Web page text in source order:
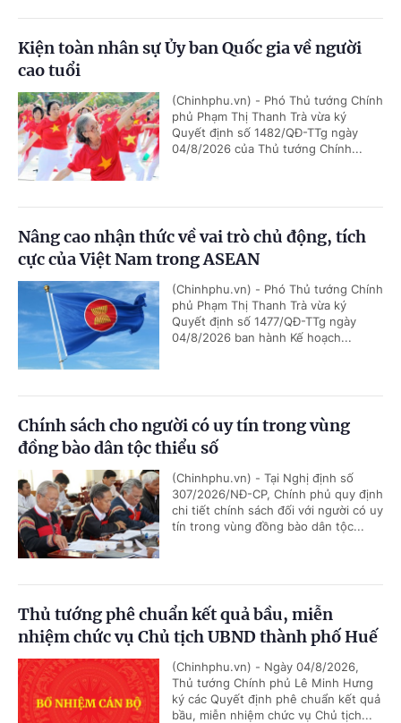
Kiện toàn nhân sự Ủy ban Quốc gia về người
cao tuổi
(Chinhphu.vn) - Phó Thủ tướng Chính
phủ Phạm Thị Thanh Trà vừa ký
Quyết định số 1482/QĐ-TTg ngày
04/8/2026 của Thủ tướng Chính...
Nâng cao nhận thức về vai trò chủ động, tích
cực của Việt Nam trong ASEAN
(Chinhphu.vn) - Phó Thủ tướng Chính
phủ Phạm Thị Thanh Trà vừa ký
Quyết định số 1477/QĐ-TTg ngày
04/8/2026 ban hành Kế hoạch...
Chính sách cho người có uy tín trong vùng
đồng bào dân tộc thiểu số
(Chinhphu.vn) - Tại Nghị định số
307/2026/NĐ-CP, Chính phủ quy định
chi tiết chính sách đối với người có uy
tín trong vùng đồng bào dân tộc...
Thủ tướng phê chuẩn kết quả bầu, miễn
nhiệm chức vụ Chủ tịch UBND thành phố Huế
(Chinhphu.vn) - Ngày 04/8/2026,
Thủ tướng Chính phủ Lê Minh Hưng
ký các Quyết định phê chuẩn kết quả
bầu, miễn nhiệm chức vụ Chủ tịch...